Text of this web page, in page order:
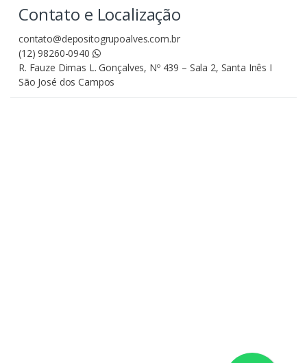
Contato e Localização
contato@depositogrupoalves.com.br
(12) 98260-0940
R. Fauze Dimas L. Gonçalves, Nº 439 – Sala 2, Santa Inês I
São José dos Campos